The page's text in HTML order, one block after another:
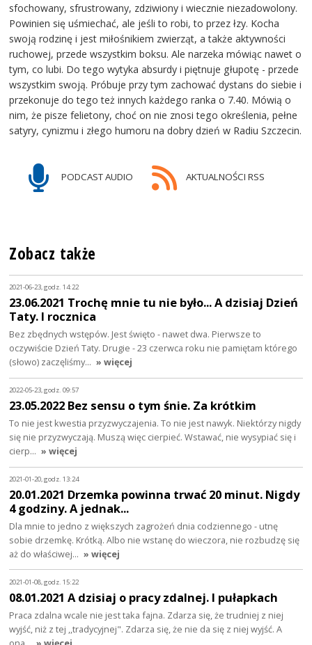
sfochowany, sfrustrowany, zdziwiony i wiecznie niezadowolony.
Powinien się uśmiechać, ale jeśli to robi, to przez łzy. Kocha
swoją rodzinę i jest miłośnikiem zwierząt, a także aktywności
ruchowej, przede wszystkim boksu. Ale narzeka mówiąc nawet o
tym, co lubi. Do tego wytyka absurdy i piętnuje głupotę - przede
wszystkim swoją. Próbuje przy tym zachować dystans do siebie i
przekonuje do tego też innych każdego ranka o 7.40. Mówią o
nim, że pisze felietony, choć on nie znosi tego określenia, pełne
satyry, cynizmu i złego humoru na dobry dzień w Radiu Szczecin.
PODCAST AUDIO AKTUALNOŚCI RSS
Zobacz także
2021-06-23, godz. 14:22
23.06.2021 Trochę mnie tu nie było... A dzisiaj Dzień
Taty. I rocznica
Bez zbędnych wstępów. Jest święto - nawet dwa. Pierwsze to
oczywiście Dzień Taty. Drugie - 23 czerwca roku nie pamiętam którego
(słowo) zaczęliśmy… » więcej
2022-05-23, godz. 09:57
23.05.2022 Bez sensu o tym śnie. Za krótkim
To nie jest kwestia przyzwyczajenia. To nie jest nawyk. Niektórzy nigdy
się nie przyzwyczają. Muszą więc cierpieć. Wstawać, nie wysypiać się i
cierp… » więcej
2021-01-20, godz. 13:24
20.01.2021 Drzemka powinna trwać 20 minut. Nigdy
4 godziny. A jednak...
Dla mnie to jedno z większych zagrożeń dnia codziennego - utnę
sobie drzemkę. Krótką. Albo nie wstanę do wieczora, nie rozbudzę się
aż do właściwej… » więcej
2021-01-08, godz. 15:22
08.01.2021 A dzisiaj o pracy zdalnej. I pułapkach
Praca zdalna wcale nie jest taka fajna. Zdarza się, że trudniej z niej
wyjść, niż z tej ,,tradycyjnej". Zdarza się, że nie da się z niej wyjść. A